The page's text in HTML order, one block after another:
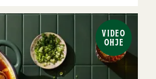
VIDEO
OHJE